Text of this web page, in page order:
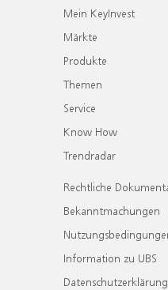
Mein KeyInvest
Märkte
Produkte
Themen
Service
Know How
Trendradar
Rechtliche
Bekanntmachungen
Information zu UBS
Datenschutzerklärung